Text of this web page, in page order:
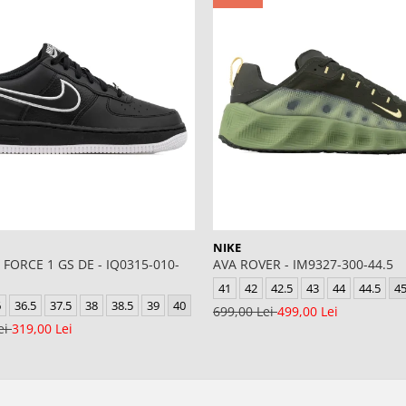
1 GS DE - IQ0315-010-
36.5 37.5 38 38.5 39 40
319,00 Lei
NIKE
AVA ROVER - IM9327-300-44.5
41 42 42.5 43 44 44.5 45
699,00 Lei499,00 Lei